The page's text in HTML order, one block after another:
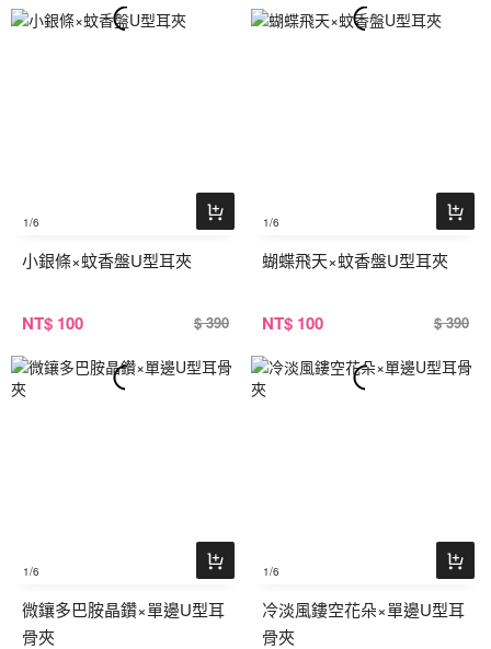
1/6
小銀條×蚊香盤U型耳夾
NT$ 100 $ 390
1/6
蝴蝶飛天×蚊香盤U型耳夾
NT$ 100 $ 390
1/6
微鑲多巴胺晶鑽×單邊U型耳
骨夾
1/6
冷淡風鏤空花朵×單邊U型耳
骨夾